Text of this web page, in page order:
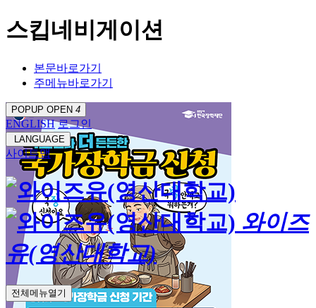
스킵네비게이션
본문바로가기
주메뉴바로가기
POPUP OPEN 4
ENGLISH 로그인
LANGUAGE
사이트맵
와이즈
유(영산대학교)
전체메뉴열기